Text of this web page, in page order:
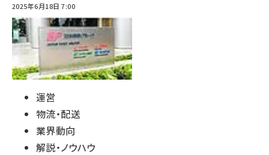
2025年6月18日 7:00
運営
物流・配送
業界動向
解説・ノウハウ